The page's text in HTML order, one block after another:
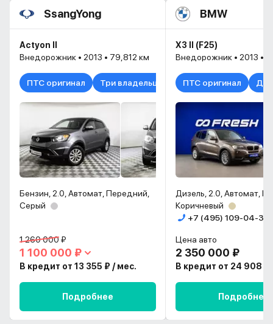
SsangYong
Actyon II
Внедорожник • 2013 • 79,812 км
ПТС оригинал Три владельца
Бензин, 2.0, Автомат, Передний,
Серый
1 260 000 ₽
1 100 000 ₽
В кредит от 13 355 ₽ / мес.
Подробнее
BMW
X3 II (F25)
Внедорожник • 2013 •
ПТС оригинал
Дизель, 2.0, Автомат,
Коричневый
+7 (495) 109-04-39
Цена авто
2 350 000 ₽
В кредит от 24 908 ₽
Подробнее